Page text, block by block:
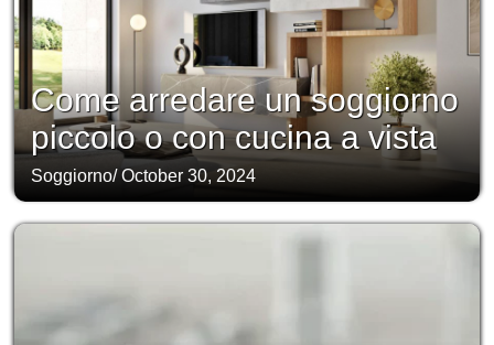
Come arredare un soggiorno
piccolo o con cucina a vista
Soggiorno/October 30, 2024